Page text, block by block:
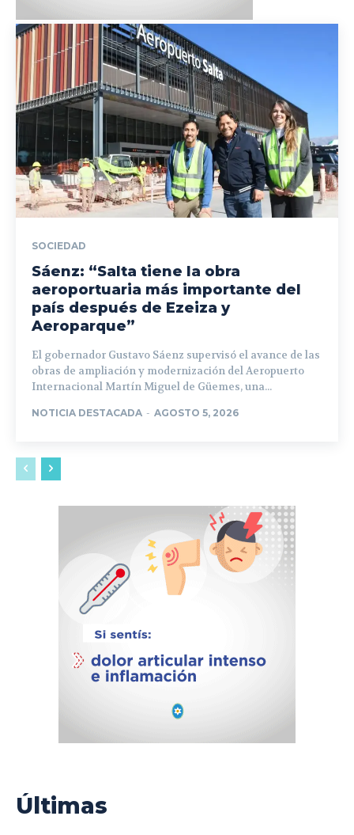
SOCIEDAD
Sáenz: “Salta tiene la obra
aeroportuaria más importante del
país después de Ezeiza y
Aeroparque”
El gobernador Gustavo Sáenz supervisó el avance de las
obras de ampliación y modernización del Aeropuerto
Internacional Martín Miguel de Güemes, una...
NOTICIA DESTACADA - AGOSTO 5, 2026
Últimas